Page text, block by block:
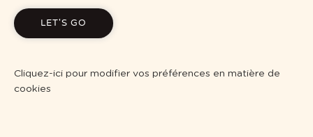
LET'S GO
Cliquez-ici pour modifier vos préférences en matière de
cookies